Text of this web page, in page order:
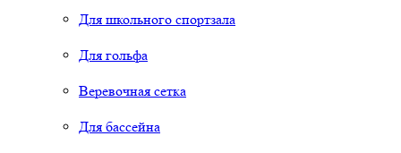
Для школьного спортзала
Для гольфа
Веревочная сетка
Для бассейна